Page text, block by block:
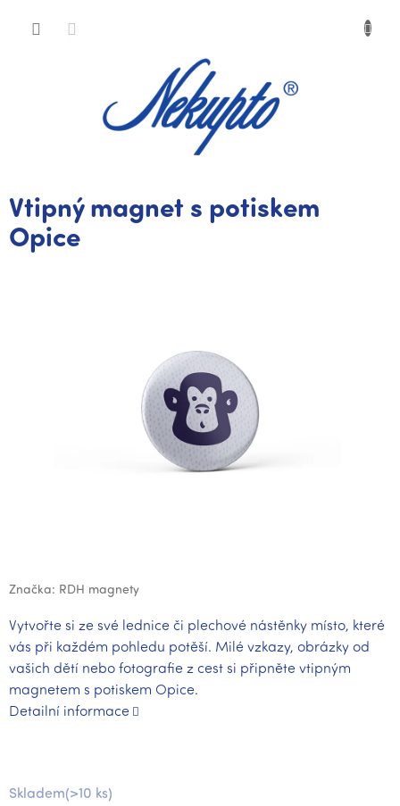
Vtipný magnet s potiskem
Opice
Značka: RDH magnety
Skladem(>10 ks)
Vytvořte si ze své lednice či plechové nástěnky místo, které
vás při každém pohledu potěší. Milé vzkazy, obrázky od
vašich dětí nebo fotografie z cest si připněte vtipným
magnetem s potiskem Opice.
Detailní informace